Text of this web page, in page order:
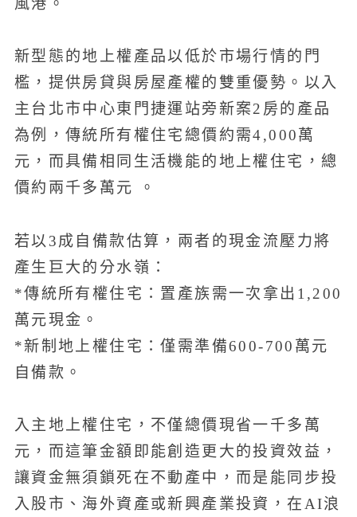
新型態的地上權產品以低於市場行情的門
檻，提供房貸與房屋產權的雙重優勢。以入
主台北市中心東門捷運站旁新案2房的產品
為例，傳統所有權住宅總價約需4,000萬
元，而具備相同生活機能的地上權住宅，總
價約兩千多萬元 。
若以3成自備款估算，兩者的現金流壓力將
產生巨大的分水嶺：
*傳統所有權住宅：置產族需一次拿出1,200
萬元現金。
*新制地上權住宅：僅需準備600-700萬元
自備款。
入主地上權住宅，不僅總價現省一千多萬
元，而這筆金額即能創造更大的投資效益，
讓資金無須鎖死在不動產中，而是能同步投
入股市、海外資產或新興產業投資，在AI浪